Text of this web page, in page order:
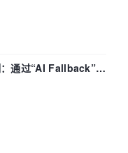
通过“AI Fallback”与